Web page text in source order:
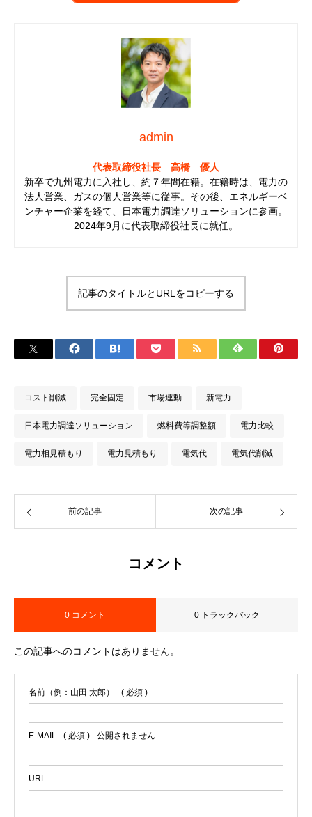
admin
代表取締役社長 高橋 優人
新卒で九州電力に入社し、約７年間在籍。在籍時は、電力の
法人営業、ガスの個人営業等に従事。その後、エネルギーベ
ンチャー企業を経て、日本電力調達ソリューションに参画。
2024年9月に代表取締役社長に就任。
記事のタイトルとURLをコピーする
コスト削減 完全固定 市場連動 新電力
日本電力調達ソリューション 燃料費等調整額 電力比較
電力相見積もり 電力見積もり 電気代 電気代削減
前の記事 次の記事
コメント
0 コメント 0 トラックバック
この記事へのコメントはありません。
名前（例：山田 太郎） ( 必須 )
E-MAIL ( 必須 ) - 公開されません -
URL